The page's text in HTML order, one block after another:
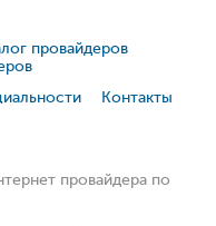
провайдеров
Контакты
провайдера по